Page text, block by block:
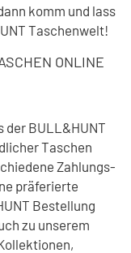
komm und lass
Taschenwelt!
ONLINE
der BULL&HUNT
Taschen
Zahlungs-
präferierte
Bestellung
zu unserem